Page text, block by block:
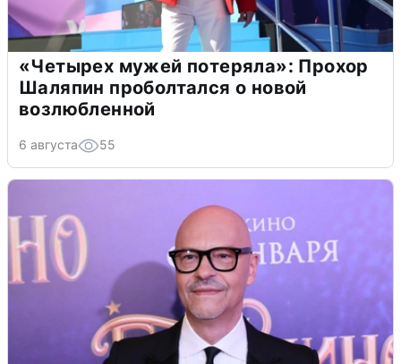
«Четырех мужей потеряла»: Прохор
Шаляпин проболтался о новой
возлюбленной
6 августа 55